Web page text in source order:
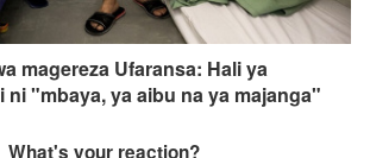
magereza Ufaransa: Hali ya
ni "mbaya, ya aibu na ya majanga"